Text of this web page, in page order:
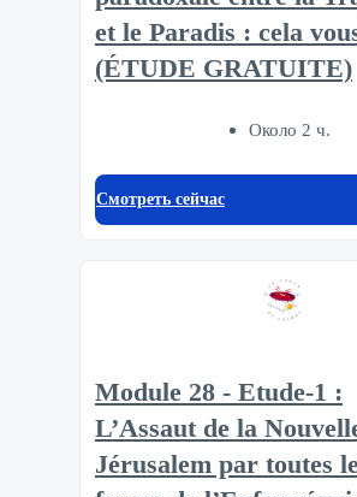
et le Paradis : cela
(ÉTUDE GRATUITE)
Около 2 ч.
Смотреть сейчас
Module 28 - Etude-1 :
L’Assaut de la
Jérusalem par toutes